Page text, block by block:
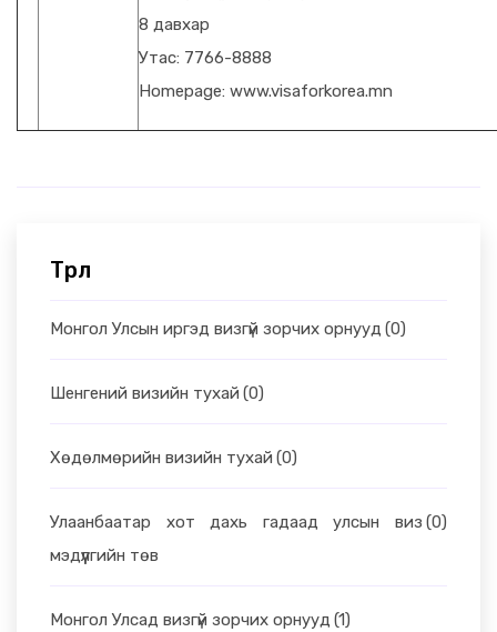
8 давхар
Утас: 7766-8888
Homepage: www.visaforkorea.mn
Төрөл
Монгол Улсын иргэд визгүй зорчих орнууд (0)
Шенгений визийн тухай (0)
Хөдөлмөрийн визийн тухай (0)
Улаанбаатар хот дахь гадаад улсын виз
мэдүүлгийн төв
(0)
Монгол Улсад визгүй зорчих орнууд (1)